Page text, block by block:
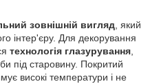
зовнішній вигляд, який
інтер'єру. Для декорування
технологія глазурування,
під старовину. Покритий
високі температури і не